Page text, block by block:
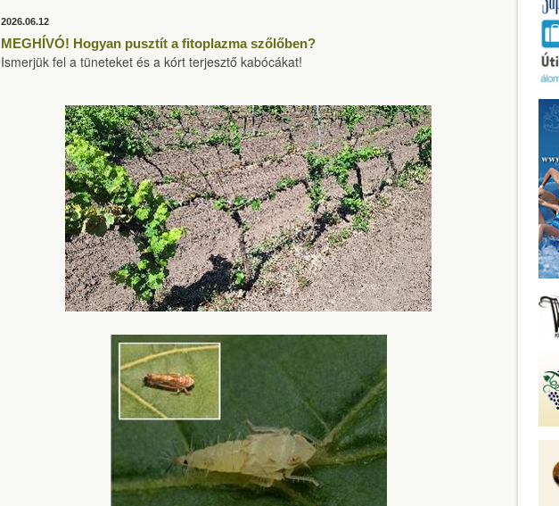
2026.06.12
MEGHÍVÓ! Hogyan pusztít a fitoplazma szőlőben?
Ismerjük fel a tüneteket és a kórt terjesztő kabócákat!